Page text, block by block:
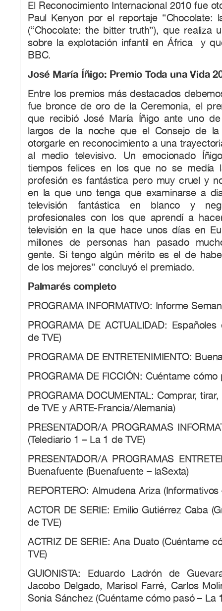
El Reconocimiento Internacional 2010 fue
Paul Kenyon por el reportaje “Chocolate:
(“Chocolate: the bitter truth”), que realiza
sobre la explotación infantil en África y
BBC.
José María Íñigo: Premio Toda una Vida
Entre los premios más destacados
fue bronce de oro de la Ceremonia, el
que recibió José María Íñigo ante uno
largos de la noche que el Consejo de la
otorgarle en reconocimiento a una
al medio televisivo. Un emocionado
tiempos felices en los que no se medía
profesión es fantástica pero muy cruel y
en la que uno tenga que examinarse a
televisión fantástica en blanco y
profesionales con los que aprendí a
televisión en la que hace unos días en
millones de personas han pasado
gente. Si tengo algún mérito es el de
de los mejores” concluyó el premiado.
Palmarés completo
PROGRAMA INFORMATIVO: Informe
PROGRAMA DE ACTUALIDAD:
de TVE)
PROGRAMA DE ENTRETENIMIENTO:
PROGRAMA DE FICCIÓN: Cuéntame cómo
PROGRAMA DOCUMENTAL: Comprar,
de TVE y ARTE-Francia/Alemania)
PRESENTADOR/A PROGRAMAS
(Telediario 1 – La 1 de TVE)
PRESENTADOR/A PROGRAMAS
Buenafuente (Buenafuente – laSexta)
REPORTERO: Almudena Ariza (Informativos
ACTOR DE SERIE: Emilio Gutiérrez Caba
de TVE)
ACTRIZ DE SERIE: Ana Duato (Cuéntame
TVE)
GUIONISTA: Eduardo Ladrón de
Jacobo Delgado, Marisol Farré, Carlos
Sonia Sánchez (Cuéntame cómo pasó – La